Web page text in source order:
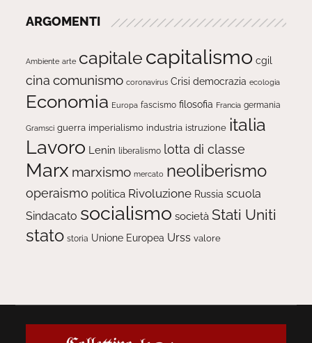
ARGOMENTI
Ambiente arte capitale capitalismo cgil
cina comunismo coronavirus Crisi democrazia ecologia
Economia Europa fascismo filosofia Francia germania
Gramsci guerra imperialismo industria istruzione italia
Lavoro Lenin liberalismo lotta di classe
Marx marxismo mercato neoliberismo
operaismo politica Rivoluzione Russia scuola
Sindacato socialismo società Stati Uniti
stato storia Unione Europea Urss valore